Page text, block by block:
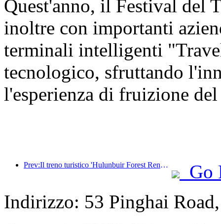
Quest'anno, il Festival del
inoltre con importanti
terminali intelligenti
tecnologico, sfruttando
l'esperienza di fruizione
Prev:Il treno turistico 'Hulunbuir Forest Rendezvous - Daxinganling Express - Starlight Train - Tianyi Journey' effettua il suo viaggio inaugurale.
Go
Indirizzo: 53 Pinghai